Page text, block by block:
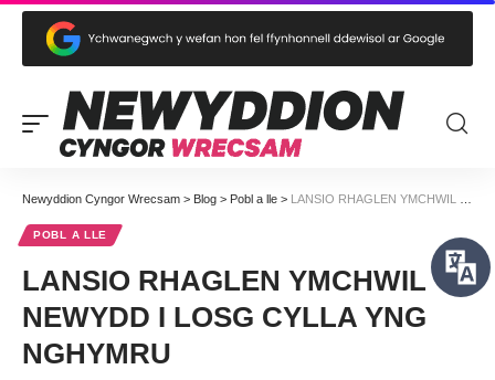
Newyddion Cyngor Wrecsam > Blog > Pobl a lle > LANSIO RHAGLEN YMCHWIL NEWYDD I LOSG CYLLA YNG NGHYMRU
POBL A LLE
LANSIO RHAGLEN YMCHWIL
NEWYDD I LOSG CYLLA YNG
NGHYMRU